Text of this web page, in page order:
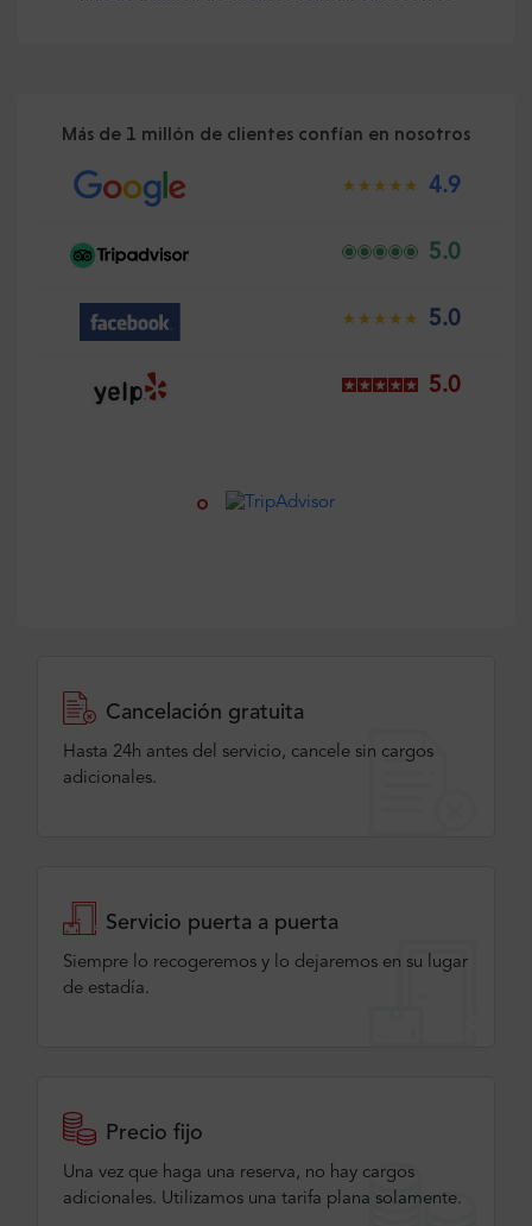
Más de 1 millón de clientes confían en nosotros
4.9
5.0
5.0
5.0
Cancelación gratuita
Hasta 24h antes del servicio, cancele sin cargos
adicionales.
Servicio puerta a puerta
Siempre lo recogeremos y lo dejaremos en su lugar
de estadía.
Precio fijo
Una vez que haga una reserva, no hay cargos
adicionales. Utilizamos una tarifa plana solamente.